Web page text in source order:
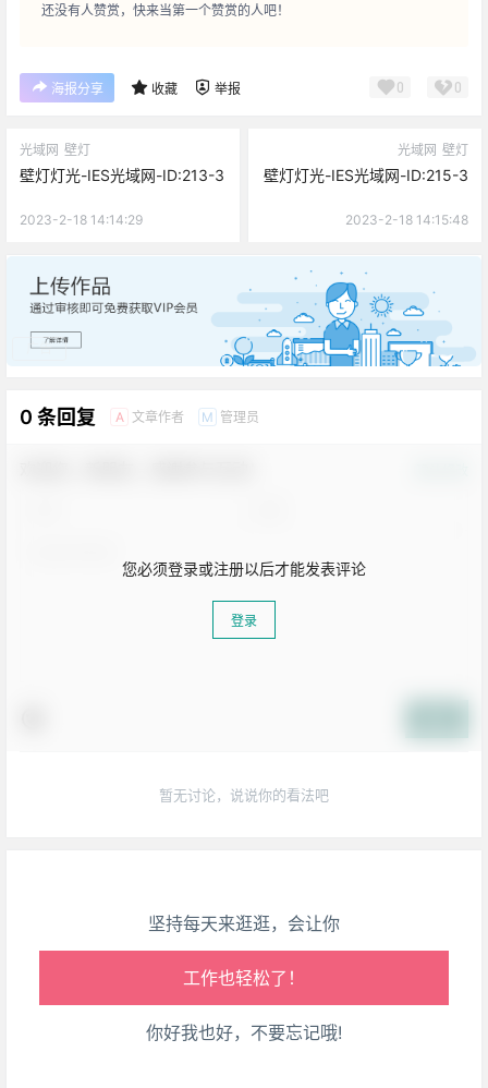
还没有人赞赏，快来当第一个赞赏的人吧！
海报分享 收藏 举报 0 0
光域网 壁灯
壁灯灯光-IES光域网-ID:213-3
2023-2-18 14:14:29
光域网 壁灯
壁灯灯光-IES光域网-ID:215-3
2023-2-18 14:15:48
广告
0 条回复 A 文章作者 M 管理员
您必须登录或注册以后才能发表评论
登录
暂无讨论，说说你的看法吧
坚持每天来逛逛，会让你
腰也不酸了！
工作也轻松了！
你好我也好，不要忘记哦!